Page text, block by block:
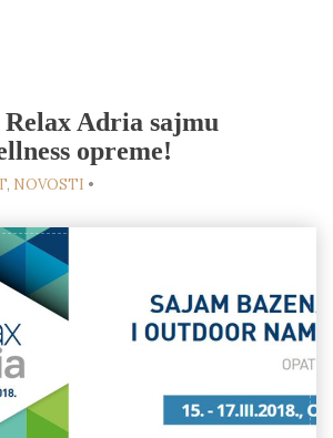
Adria sajmu
opreme!
, NOVOSTI •